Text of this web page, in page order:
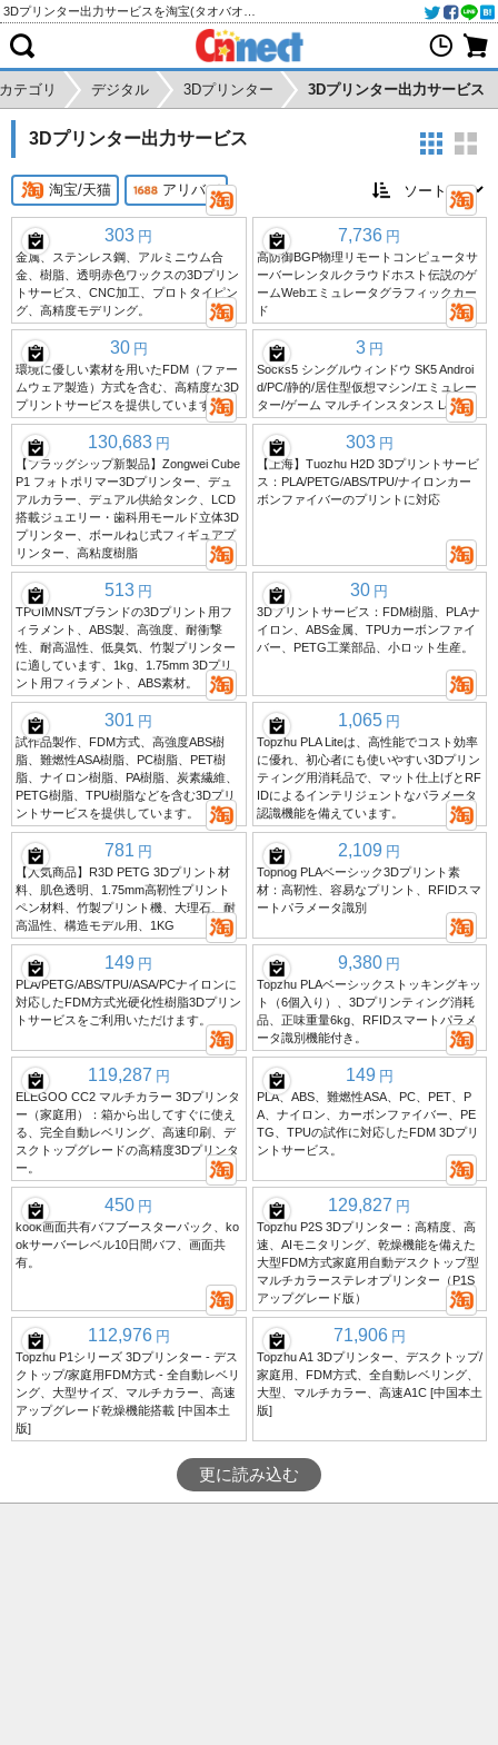
カテゴリ デジタル 3Dプリンター 3Dプリンター出力サービス
3Dプリンター出力サービス
淘宝/天猫 アリババ
303 円
金属、ステンレス鋼、アルミニウム合
金、樹脂、透明赤色ワックスの3Dプリン
トサービス、CNC加工、プロトタイピン
グ、高精度モデリング。
7,736 円
高防御BGP物理リモートコンピュータサ
ーバーレンタルクラウドホスト伝説のゲ
ームWebエミュレータグラフィックカー
ド
30 円
環境に優しい素材を用いたFDM（ファー
ムウェア製造）方式を含む、高精度な3D
プリントサービスを提供しています。
3 円
Socks5 シングルウィンドウ SK5 Androi
d/PC/静的/居住型仮想マシン/エミュレー
ター/ゲーム マルチインスタンス Laoyu
130,683 円
【フラッグシップ新製品】Zongwei Cube
P1 フォトポリマー3Dプリンター、デュ
アルカラー、デュアル供給タンク、LCD
搭載ジュエリー・歯科用モールド立体3D
プリンター、ボールねじ式フィギュアプ
リンター、高粘度樹脂
303 円
【上海】Tuozhu H2D 3Dプリントサービ
ス：PLA/PETG/ABS/TPU/ナイロンカー
ボンファイバーのプリントに対応
513 円
TPOIMNS/Tブランドの3Dプリント用フ
ィラメント、ABS製、高強度、耐衝撃
性、耐高温性、低臭気、竹製プリンター
に適しています、1kg、1.75mm 3Dプリ
ント用フィラメント、ABS素材。
30 円
3Dプリントサービス：FDM樹脂、PLAナ
イロン、ABS金属、TPUカーボンファイ
バー、PETG工業部品、小ロット生産。
301 円
試作品製作、FDM方式、高強度ABS樹
脂、難燃性ASA樹脂、PC樹脂、PET樹
脂、ナイロン樹脂、PA樹脂、炭素繊維、
PETG樹脂、TPU樹脂などを含む3Dプリ
ントサービスを提供しています。
1,065 円
Topzhu PLA Liteは、高性能でコスト効率
に優れ、初心者にも使いやすい3Dプリン
ティング用消耗品で、マット仕上げとRF
IDによるインテリジェントなパラメータ
認識機能を備えています。
781 円
【人気商品】R3D PETG 3Dプリント材
料、肌色透明、1.75mm高靭性プリント
ペン材料、竹製プリント機、大理石、耐
高温性、構造モデル用、1KG
2,109 円
Tophog PLAベーシック3Dプリント素
材：高靭性、容易なプリント、RFIDスマ
ートパラメータ識別
149 円
PLA/PETG/ABS/TPU/ASA/PCナイロンに
対応したFDM方式光硬化性樹脂3Dプリン
トサービスをご利用いただけます。
9,380 円
Topzhu PLAベーシックストッキングキッ
ト（6個入り）、3Dプリンティング消耗
品、正味重量6kg、RFIDスマートパラメ
ータ識別機能付き。
119,287 円
ELEGOO CC2 マルチカラー 3Dプリンタ
ー（家庭用）：箱から出してすぐに使え
る、完全自動レベリング、高速印刷、デ
スクトップグレードの高精度3Dプリンタ
ー。
149 円
PLA、ABS、難燃性ASA、PC、PET、P
A、ナイロン、カーボンファイバー、PE
TG、TPUの試作に対応したFDM 3Dプリ
ントサービス。
450 円
kook画面共有バフブースターパック、ko
okサーバーレベル10日間バフ、画面共
有。
129,827 円
Topzhu P2S 3Dプリンター：高精度、高
速、AIモニタリング、乾燥機能を備えた
大型FDM方式家庭用自動デスクトップ型
マルチカラーステレオプリンター（P1S
アップグレード版）
112,976 円
Topzhu P1シリーズ 3Dプリンター - デス
クトップ/家庭用FDM方式 - 全自動レベリ
ング、大型サイズ、マルチカラー、高速
アップグレード乾燥機能搭載 [中国本土
版]
71,906 円
Topzhu A1 3Dプリンター、デスクトップ/
家庭用、FDM方式、全自動レベリング、
大型、マルチカラー、高速A1C [中国本土
版]
更に読み込む